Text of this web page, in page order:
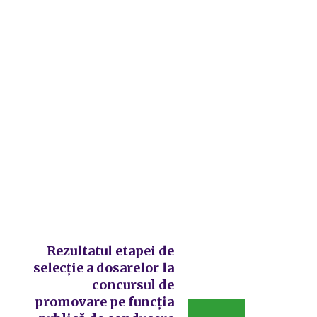
Rezultatul etapei de
selecție a dosarelor la
concursul de
promovare pe funcția